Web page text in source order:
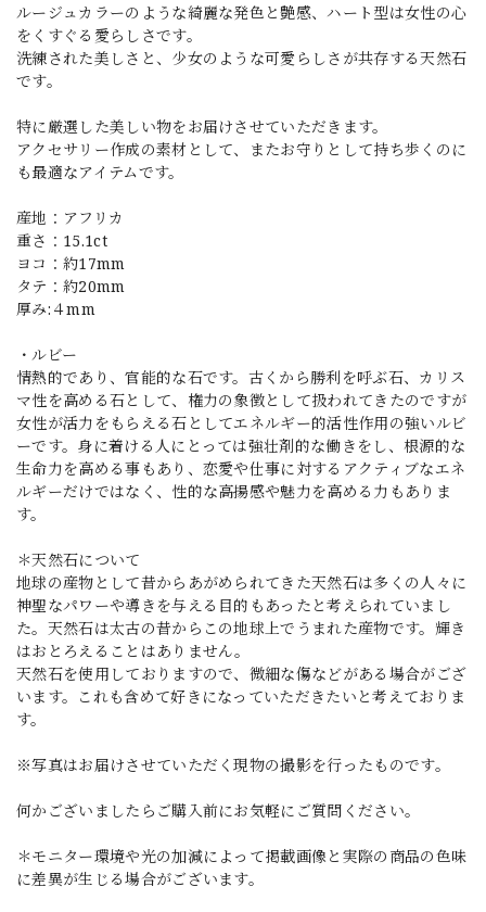
ルージュカラーのような綺麗な発色と艶感、ハート型は女性の心
をくすぐる愛らしさです。
洗練された美しさと、少女のような可愛らしさが共存する天然石
です。
特に厳選した美しい物をお届けさせていただきます。
アクセサリー作成の素材として、またお守りとして持ち歩くのに
も最適なアイテムです。
産地：アフリカ
重さ：15.1ct
ヨコ：約17mm
タテ：約20mm
厚み:４mm
・ルビー
情熱的であり、官能的な石です。古くから勝利を呼ぶ石、カリス
マ性を高める石として、権力の象徴として扱われてきたのですが
女性が活力をもらえる石としてエネルギー的活性作用の強いルビ
ーです。身に着ける人にとっては強壮剤的な働きをし、根源的な
生命力を高める事もあり、恋愛や仕事に対するアクティブなエネ
ルギーだけではなく、性的な高揚感や魅力を高める力もありま
す。
＊天然石について
地球の産物として昔からあがめられてきた天然石は多くの人々に
神聖なパワーや導きを与える目的もあったと考えられていまし
た。天然石は太古の昔からこの地球上でうまれた産物です。輝き
はおとろえることはありません。
天然石を使用しておりますので、微細な傷などがある場合がござ
います。これも含めて好きになっていただきたいと考えておりま
す。
※写真はお届けさせていただく現物の撮影を行ったものです。
何かございましたらご購入前にお気軽にご質問ください。
＊モニター環境や光の加減によって掲載画像と実際の商品の色味
に差異が生じる場合がございます。